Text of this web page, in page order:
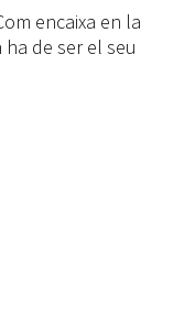
encaixa en la
de ser el seu